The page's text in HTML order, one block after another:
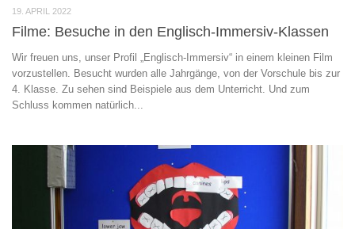
19. APRIL 2022
Filme: Besuche in den Englisch-Immersiv-Klassen
Wir freuen uns, unser Profil „Englisch-Immersiv“ in einem kleinen Film
vorzustellen. Besucht wurden alle Jahrgänge, von der Vorschule bis zur
4. Klasse. Zu sehen sind Beispiele aus dem Unterricht. Und zum
Schluss kommen natürlich...